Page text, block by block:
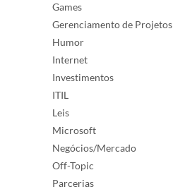
Games
Gerenciamento de Projetos
Humor
Internet
Investimentos
ITIL
Leis
Microsoft
Negócios/Mercado
Off-Topic
Parcerias